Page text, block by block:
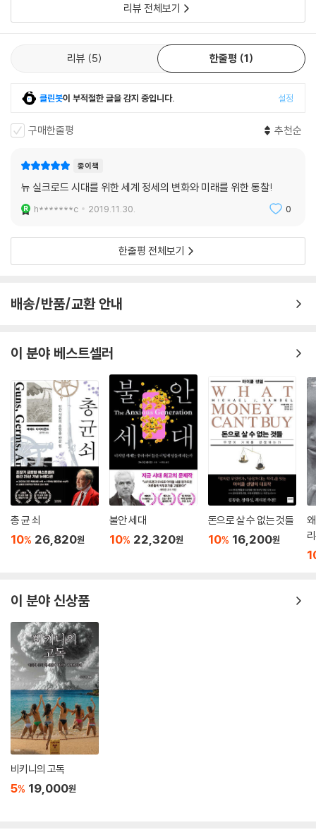
--- 「3. 베이징으로 가는 길」중에서
그리움은 중독성이 있고, 강력한 영향을 미칠 수 있다. 장밋빛 안경을 통해
과거를 보면 가짜 과거를 만들어낼 수 있다. 가장 좋은 부분만 골라내고 나
쁘거나 시시한 부분은 무시하는 것이다. 이전의 좋은 시절을 떠올리면 더
나았던 듯한 시대에 대한 훈훈한 기억이 촉발된다. 이러한 과정은 기만적
의 모든 면에서 과거의 세계보다 낫다.
시기, 잘못된 장소에 있는 듯하다고 생각하면 언제나 낙관적이기는 어렵
해 총체적인 의문을 제기할 뿐만 아니라, 이른바 20세기의 황금시대에 대
한 동경을 당연한 것으로 만드는 어두운 면도 던져주고 있는 듯하다. 대기
임대 회사까지, 생명공학 업체에서 GE(제너럴일렉트릭)의 가전제품 사업
(한때 미국 재계의 신화였던 GE에서도 가장 핵심적인 부분이었다)까지
유명 회사들이 현금 다발을 든 외국 구매자의 손으로 넘어가는 것을 보노
라면 충격을 받지 않을 수 없다. 특히 잘 알지 못하고 별로 관심을 갖지 않
에서뿐만 아니라 유럽에서도 마찬가지다. 볼보에서 런던의 택시회사들까
기업과 브랜드 가운데 일부가 외국인들의 손에 넘어갔다. 주로 실크로드
지역의 나라 출신들이다.
이 새롭고 때로 낯선 세계의 완벽한 사례는 이탈리아의 카라라 대리석을
채취하는 회사의 최대 지분을 매각한 일이다. 카라라 대리석은 로마의 신
전 판테온과 시에나 대성당, 런던의 마블아치, 미국 워싱턴의 국회의사당
마당에 서 있는 평화기념비 등에 사용된 대리석이다. 그 회사의 최대 주주
는 빈 라덴 가문이다. 무슨 말인가 하면, 뉴욕 프리덤타워(옛 세계무역센터
가 2001년 9·11 테러로 파괴된 뒤 그 자리에 새로 건립된 새 세계무역센터
의 별칭?옮긴이)에 쓰인 대리석이, 전에 그 자리에 서 있던 쌍둥이빌딩의
파괴를 지휘한 사람의 집안이 소유하고 있는 채석장에서 왔다는 것이다.
성미와 괴팍함 때문에 일어난다고 생각하는 것은 흥미로운 일이다. 그는
이 어떤 방향으로 진전될지 어떻게 알아내겠느냐는 질문을 받고 그는 이렇
게 대답했다.
“내 생각에, 1분이면 알 수 있어요. 그저 내 촉감, 내 느낌만으로요. 그게 내
방식이오.”
그러나 사실 더 깊숙한 문제가 걸려 있다. 트럼프는 그 원인이라기보다는
증상이다. 현재의 백악관 재직자는 한편에 제쳐두더라도, 세계에 미국의
진정한 동맹자가 얼마나 적은지, 그리고 심지어 오랜 동반자들도 그 기본
적인 신뢰성에 얼마나 의문을 품고 있는지를 지적하는 것은 놀라운 일이
다. 미국의 고립은 전 국무부 부장관 스트로브 탤벗 같은 경험 많은 베테랑
들도 깊이 우려하고 있는 문제다. 그는 미국의 고립주의가 단지 어리석은
“오늘날, 모든 길은 베이징으로 통한다.”
피터 프랭코판은 이처럼 서구 중심의 세계질서 패러다임이 근본적으로 변
연결되고 있는지를 날카롭게 짚어줌으로써 큰 그림을 보는 안목을 갖게 해
사 긴 국제 기사를 읽는 듯한 느낌을 받는다. 책을 통해 세계가 어떻게 재편
시킬 미래에 대해 발 빠르게 대응할 수 있을 것이다.
리뷰 전체보기
리뷰 5 한줄평 1
클린봇이 부적절한 글을 감지 중입니다. 설정
구매한줄평 추천순
종이책
뉴 실크로드 시대를 위한 세계 정세의 변화와 미래를 위한 통찰!
h*******c 2019.11.30. 0
한줄평 전체보기
배송/반품/교환 안내
이 분야 베스트셀러
총 균 쇠
10% 26,820원
불안 세대
10% 22,320원
돈으로 살 수 없는 것들
10% 16,200원
이 분야 신상품
비키니의 고독
5% 19,000원